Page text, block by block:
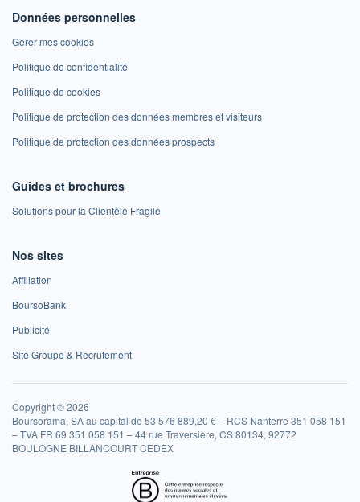
Données personnelles
Gérer mes cookies
Politique de confidentialité
Politique de cookies
Politique de protection des données membres et visiteurs
Politique de protection des données prospects
Guides et brochures
Solutions pour la Clientèle Fragile
Nos sites
Affiliation
BoursoBank
Publicité
Site Groupe & Recrutement
Copyright © 2026
Boursorama, SA au capital de 53 576 889,20 € – RCS Nanterre 351 058 151
– TVA FR 69 351 058 151 – 44 rue Traversière, CS 80134, 92772
BOULOGNE BILLANCOURT CEDEX